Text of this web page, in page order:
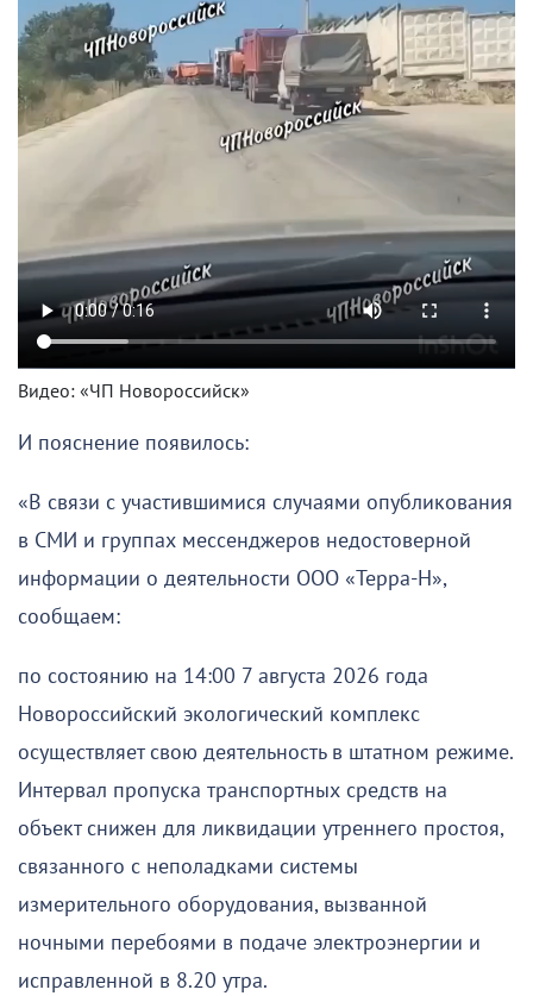
Видео: «ЧП Новороссийск»
И пояснение появилось:
«В связи с участившимися случаями опубликования
в СМИ и группах мессенджеров недостоверной
информации о деятельности ООО «Терра-Н»,
сообщаем:
по состоянию на 14:00 7 августа 2026 года
Новороссийский экологический комплекс
осуществляет свою деятельность в штатном режиме.
Интервал пропуска транспортных средств на
объект снижен для ликвидации утреннего простоя,
связанного с неполадками системы
измерительного оборудования, вызванной
ночными перебоями в подаче электроэнергии и
исправленной в 8.20 утра.